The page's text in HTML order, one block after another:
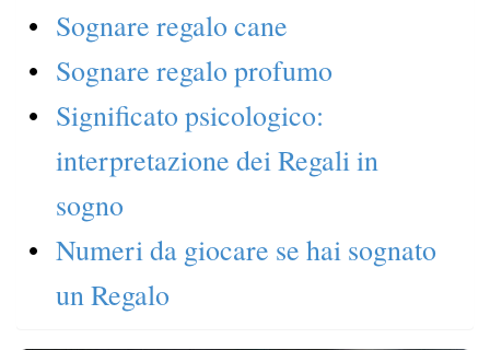
Sognare regalo cane
Sognare regalo profumo
Significato psicologico:
interpretazione dei Regali in
sogno
Numeri da giocare se hai sognato
un Regalo